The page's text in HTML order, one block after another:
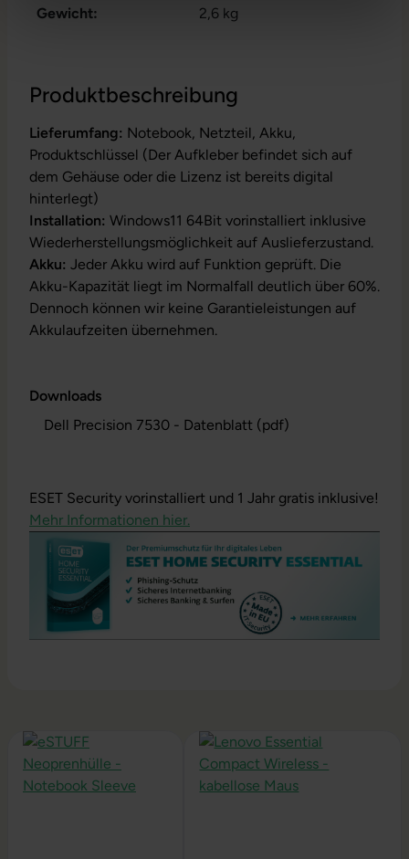
Produktbeschreibung
Lieferumfang: Notebook, Netzteil, Akku,
Produktschlüssel (Der Aufkleber befindet sich auf
dem Gehäuse oder die Lizenz ist bereits digital
hinterlegt)
Installation: Windows11 64Bit vorinstalliert inklusive
Wiederherstellungsmöglichkeit auf Auslieferzustand.
Akku: Jeder Akku wird auf Funktion geprüft. Die
Akku-Kapazität liegt im Normalfall deutlich über 60%.
Dennoch können wir keine Garantieleistungen auf
Akkulaufzeiten übernehmen.
Downloads
Dell Precision 7530 - Datenblatt (pdf)
ESET Security vorinstalliert und 1 Jahr gratis inklusive!
Mehr Informationen hier.
Gewicht: 2,6 kg
Produktgalerie überspringen